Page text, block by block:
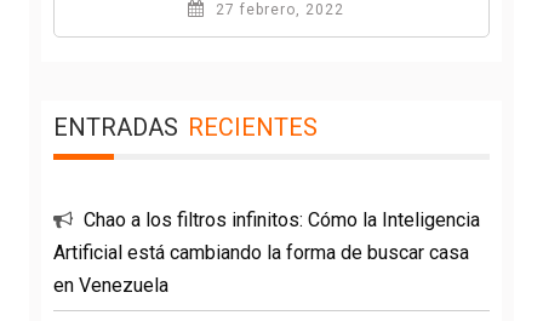
27 febrero, 2022
ENTRADAS RECIENTES
Chao a los filtros infinitos: Cómo la Inteligencia
Artificial está cambiando la forma de buscar casa
en Venezuela